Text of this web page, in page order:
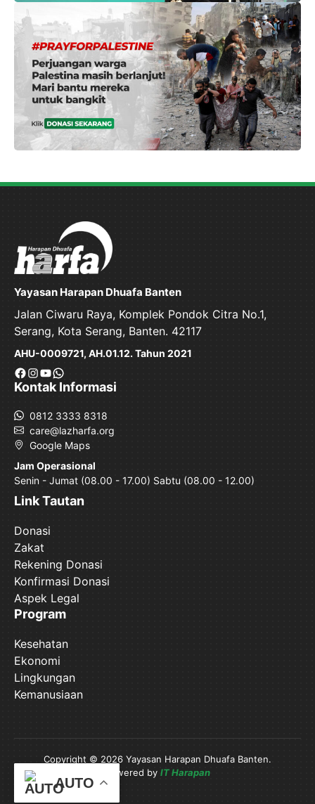
Yayasan Harapan Dhuafa Banten
Jalan Ciwaru Raya, Komplek Pondok Citra No.1,
Serang, Kota Serang, Banten. 42117
AHU-0009721, AH.01.12. Tahun 2021
Facebook
Instagram
YouTube
WhatsApp
Kontak Informasi
0812 3333 8318
care@lazharfa.org
Google Maps
Jam Operasional
Senin - Jumat (08.00 - 17.00) Sabtu (08.00 - 12.00)
Link Tautan
Donasi
Zakat
Rekening Donasi
Konfirmasi Donasi
Aspek Legal
Program
Kesehatan
Ekonomi
Lingkungan
Kemanusiaan
Copyright © 2026 Yayasan Harapan Dhuafa Banten.
Powered by IT Harapan
AUTO